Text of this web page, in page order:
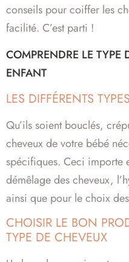
conseils pour coiffer les
facilité. C’est parti !
COMPRENDRE LE TYPE
ENFANT
LES DIFFÉRENTS
Qu’ils soient bouclés,
cheveux de votre bébé
spécifiques. Ceci importe
démêlage des cheveux,
ainsi que pour le choix
CHOISIR LE BON
TYPE DE CHEVEUX